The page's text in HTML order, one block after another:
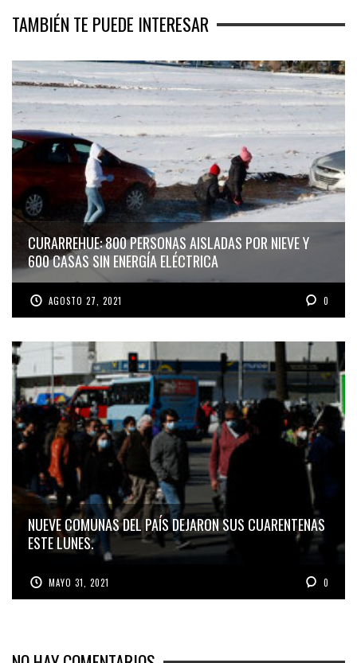
TAMBIÉN TE PUEDE INTERESAR
CURARREHUE: 800 PERSONAS AISLADAS POR NIEVE Y
600 CASAS SIN ENERGÍA ELÉCTRICA
AGOSTO 27, 2021 0
NUEVE COMUNAS DEL PAÍS DEJARON SUS CUARENTENAS
ESTE LUNES.
MAYO 31, 2021 0